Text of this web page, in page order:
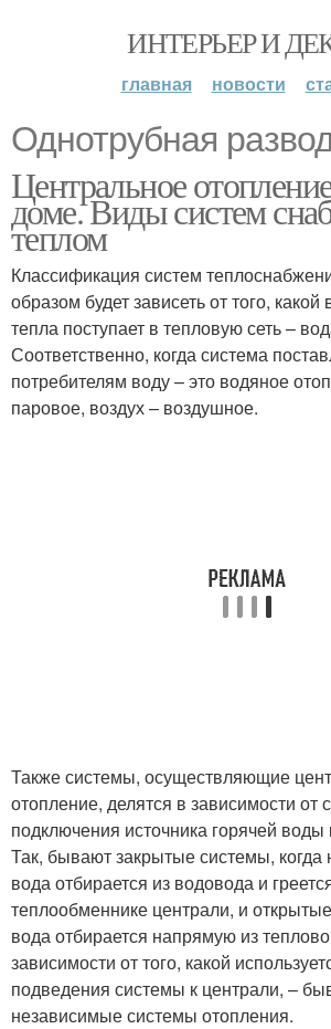
ИНТЕРЬЕР И
главная новости
Однотрубная
Центральное
доме. Виды систем
теплом
Классификация систем
образом будет зависеть от того, какой
тепла поступает в тепловую сеть –
Соответственно, когда система
потребителям воду – это водяное
паровое, воздух – воздушное.
Также системы, осуществляющие
отопление, делятся в зависимости от
подключения источника горячей воды
Так, бывают закрытые системы, когда
вода отбирается из водовода и
теплообменнике централи, и
вода отбирается напрямую из
зависимости от того, какой
подведения системы к централи, –
независимые системы отопления.